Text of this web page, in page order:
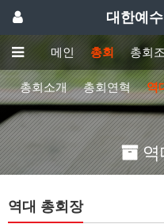
대한예
메인 총회 총회
총회소개 총회연혁 역
역
역대 총회장